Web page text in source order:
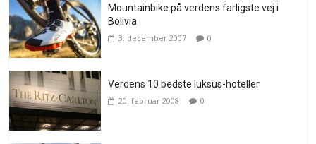
Mountainbike på verdens farligste vej i
Bolivia
3. december 2007 0
Verdens 10 bedste luksus-hoteller
20. februar 2008 0